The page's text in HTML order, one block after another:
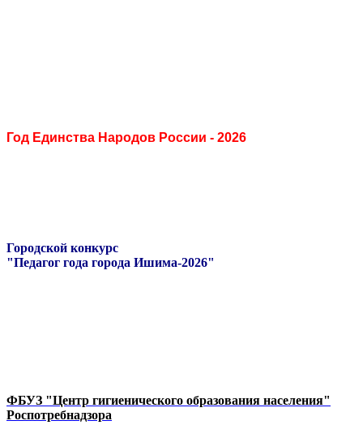
Год Единства Народов России - 2026
Городской конкурс
"Педагог года города Ишима-2026"
ФБУЗ "Центр гигиенического образования населения"
Роспотребнадзора